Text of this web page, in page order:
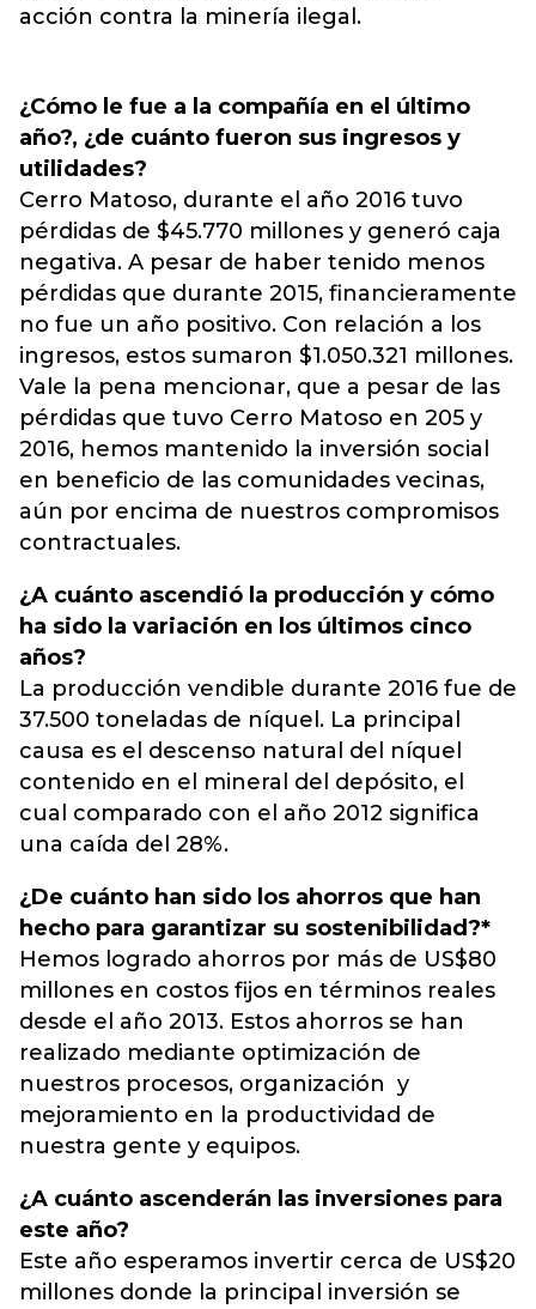
acción contra la minería ilegal.
¿Cómo le fue a la compañía en el último
año?, ¿de cuánto fueron sus ingresos y
utilidades?
Cerro Matoso, durante el año 2016 tuvo
pérdidas de $45.770 millones y generó caja
negativa. A pesar de haber tenido menos
pérdidas que durante 2015, financieramente
no fue un año positivo. Con relación a los
ingresos, estos sumaron $1.050.321 millones.
Vale la pena mencionar, que a pesar de las
pérdidas que tuvo Cerro Matoso en 205 y
2016, hemos mantenido la inversión social
en beneficio de las comunidades vecinas,
aún por encima de nuestros compromisos
contractuales.
¿A cuánto ascendió la producción y cómo
ha sido la variación en los últimos cinco
años?
La producción vendible durante 2016 fue de
37.500 toneladas de níquel. La principal
causa es el descenso natural del níquel
contenido en el mineral del depósito, el
cual comparado con el año 2012 significa
una caída del 28%.
¿De cuánto han sido los ahorros que han
hecho para garantizar su sostenibilidad?*
Hemos logrado ahorros por más de US$80
millones en costos fijos en términos reales
desde el año 2013. Estos ahorros se han
realizado mediante optimización de
nuestros procesos, organización y
mejoramiento en la productividad de
nuestra gente y equipos.
¿A cuánto ascenderán las inversiones para
este año?
Este año esperamos invertir cerca de US$20
millones donde la principal inversión se